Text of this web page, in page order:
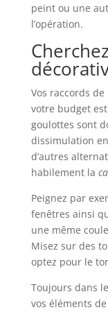
peint ou une
l’opération.
Vos raccords
votre budget
goulottes sont
dissimulation
d’autres
habilement la
Peignez par
fenêtres ainsi
une même
Misez sur des
optez pour le
Toujours dans
vos éléments